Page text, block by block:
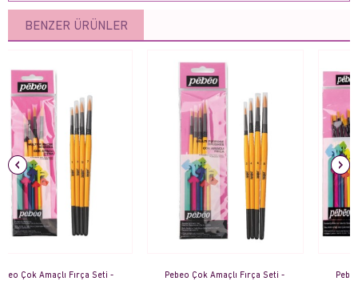
BENZER ÜRÜNLER
Pebeo Çok Amaçlı Fırça Seti -
Pebeo Çok Amaçlı Fırça Seti -